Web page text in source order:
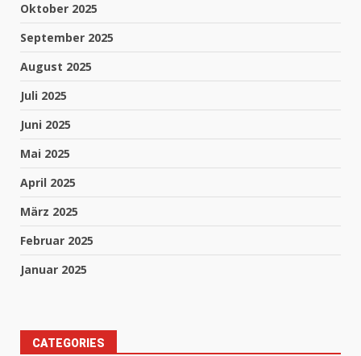
Oktober 2025
September 2025
August 2025
Juli 2025
Juni 2025
Mai 2025
April 2025
März 2025
Februar 2025
Januar 2025
CATEGORIES